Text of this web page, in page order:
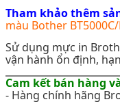
Tham khảo thêm
màu Bother
Sử dụng mực in
vận hành ổn định,
Cam kết bán hàng
- Hàng chính hãng